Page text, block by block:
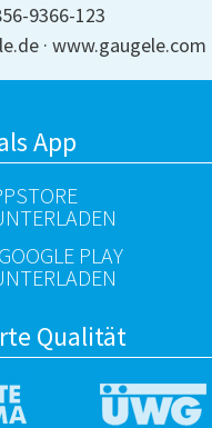
9366-123
www.gaugele.com
App
PLAY
Qualität